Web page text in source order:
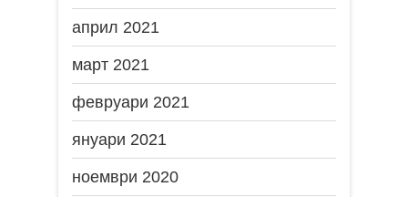
април 2021
март 2021
февруари 2021
януари 2021
ноември 2020